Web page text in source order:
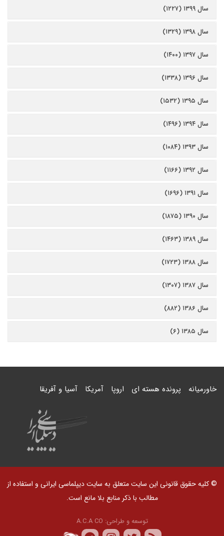
سال ۱۳۹۹ (۱۲۲۷)
سال ۱۳۹۸ (۱۳۲۹)
سال ۱۳۹۷ (۱۴۰۰)
سال ۱۳۹۶ (۱۳۳۸)
سال ۱۳۹۵ (۱۵۳۲)
سال ۱۳۹۴ (۱۴۹۶)
سال ۱۳۹۳ (۱۰۸۴)
سال ۱۳۹۲ (۱۱۶۶)
سال ۱۳۹۱ (۱۶۹۶)
سال ۱۳۹۰ (۱۸۷۵)
سال ۱۳۸۹ (۱۴۶۳)
سال ۱۳۸۸ (۱۷۲۳)
سال ۱۳۸۷ (۱۳۰۷)
سال ۱۳۸۶ (۸۸۲)
سال ۱۳۸۵ (۶)
خاورمیانه پرونده هسته ای اروپا آمریکا آسیا و آفریقا
© کلیه حقوق قانونی این سایت متعلق به سایت دیپلماسی ایرانی و استفاده از
مطالب با ذکر منابع بلا مانع است.
توسعه و طراحی: A.C.A CO